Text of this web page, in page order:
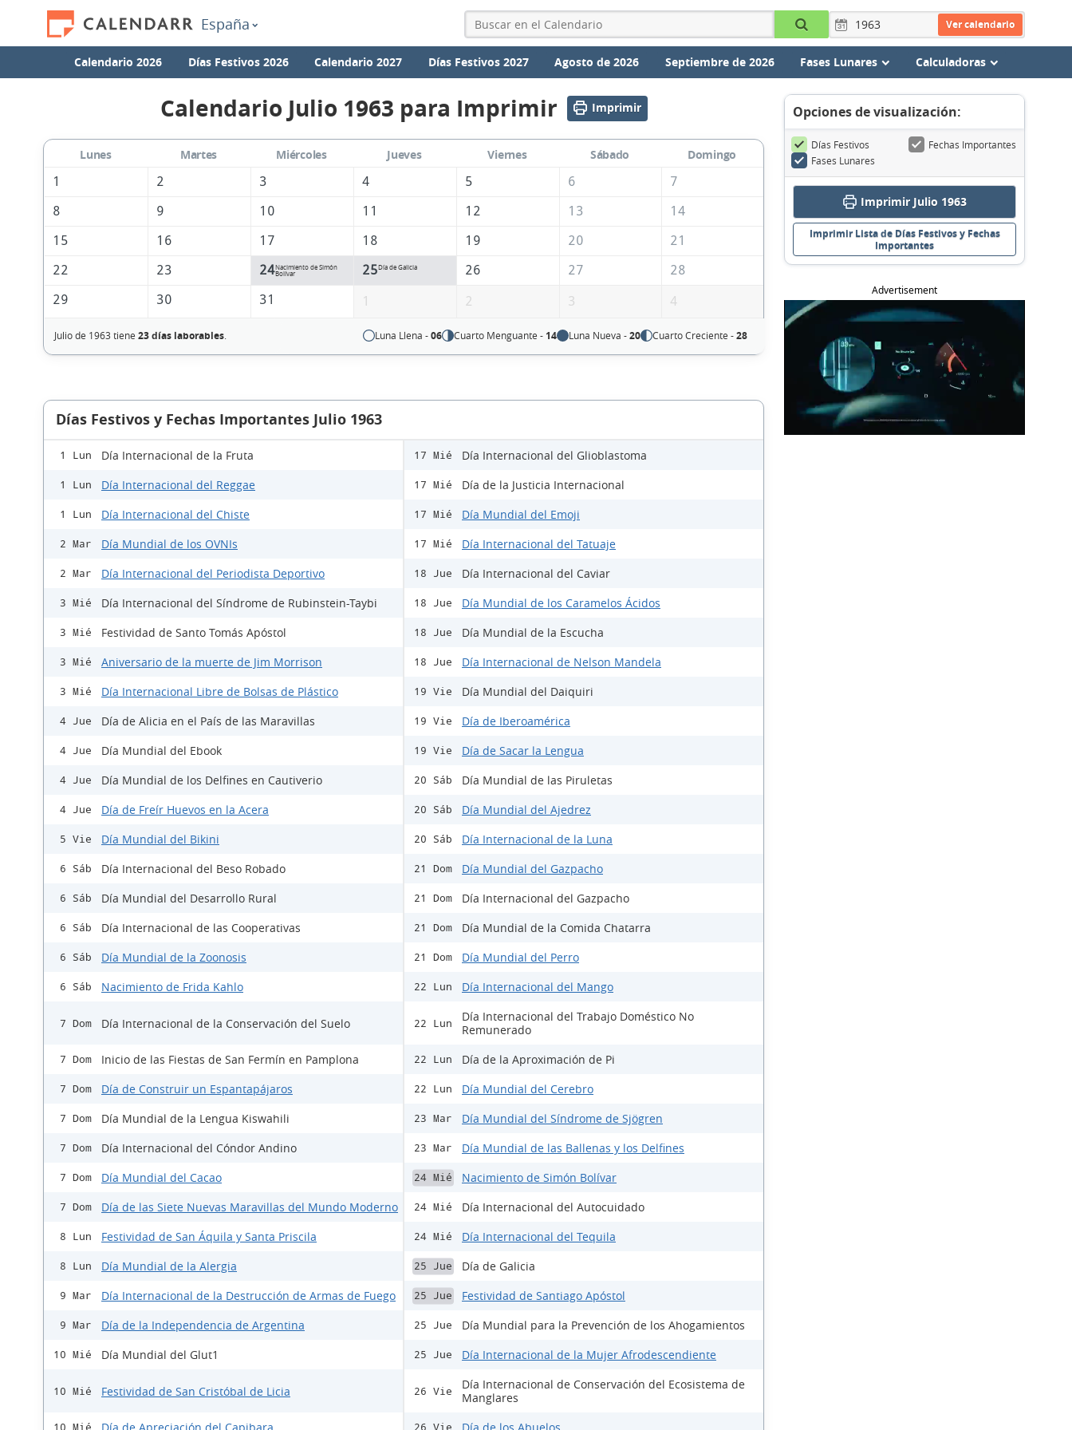
España Ver calendario
Calendario 2026 Días Festivos 2026 Calendario 2027 Días Festivos 2027 Agosto de 2026 Septiembre de 2026 Fases Lunares Calculadoras
Calendario Julio 1963 para Imprimir Imprimir
Lunes Martes Miércoles Jueves Viernes Sábado
Domingo
1
2 3 4 5 6
7
8
9 10 11 12 13
14
15
16 17 18 19 20
21
22
23 24Nacimiento de Simón
Bolívar
25Día de Galicia 26 27
28
29
30 31 1 2 3 4
Julio de 1963 tiene 23 días laborables. Luna Llena -06 Cuarto Menguante - 14 Luna Nueva -20 Cuarto Creciente -28
Días Festivos y Fechas Importantes Julio 1963
1 Lun Día Internacional de la Fruta
1 Lun Día Internacional del Reggae
1 Lun Día Internacional del Chiste
2 Mar Día Mundial de los OVNIs
2 Mar Día Internacional del Periodista Deportivo
3 Mié Día Internacional del Síndrome de Rubinstein-Taybi
3 Mié Festividad de Santo Tomás Apóstol
3 Mié Aniversario de la muerte de Jim Morrison
3 Mié Día Internacional Libre de Bolsas de Plástico
4 Jue Día de Alicia en el País de las Maravillas
4 Jue Día Mundial del Ebook
4 Jue Día Mundial de los Delfines en Cautiverio
4 Jue Día de Freír Huevos en la Acera
5 Vie Día Mundial del Bikini
6 Sáb Día Internacional del Beso Robado
6 Sáb Día Mundial del Desarrollo Rural
6 Sáb Día Internacional de las Cooperativas
6 Sáb Día Mundial de la Zoonosis
6 Sáb Nacimiento de Frida Kahlo
7 Dom Día Internacional de la Conservación del Suelo
7 Dom Inicio de las Fiestas de San Fermín en Pamplona
7 Dom Día de Construir un Espantapájaros
7 Dom Día Mundial de la Lengua Kiswahili
7 Dom Día Internacional del Cóndor Andino
7 Dom Día Mundial del Cacao
7 Dom Día de las Siete Nuevas Maravillas del Mundo Moderno
8 Lun Festividad de San Áquila y Santa Priscila
8 Lun Día Mundial de la Alergia
9 Mar Día Internacional de la Destrucción de Armas de Fuego
9 Mar Día de la Independencia de Argentina
10 Mié Día Mundial del Glut1
10 Mié Festividad de San Cristóbal de Licia
10 Mié
17 Mié Día Internacional del Glioblastoma
17 Mié Día de la Justicia Internacional
17 Mié Día Mundial del Emoji
17 Mié Día Internacional del Tatuaje
18 Jue Día Internacional del Caviar
18 Jue Día Mundial de los Caramelos Ácidos
18 Jue Día Mundial de la Escucha
18 Jue Día Internacional de Nelson Mandela
19 Vie Día Mundial del Daiquiri
19 Vie Día de Iberoamérica
19 Vie Día de Sacar la Lengua
20 Sáb Día Mundial de las Piruletas
20 Sáb Día Mundial del Ajedrez
20 Sáb Día Internacional de la Luna
21 Dom Día Mundial del Gazpacho
21 Dom Día Internacional del Gazpacho
21 Dom Día Mundial de la Comida Chatarra
21 Dom Día Mundial del Perro
22 Lun Día Internacional del Mango
22 Lun
Día Internacional del Trabajo Doméstico No
Remunerado
22 Lun Día de la Aproximación de Pi
22 Lun Día Mundial del Cerebro
23 Mar Día Mundial del Síndrome de Sjögren
23 Mar Día Mundial de las Ballenas y los Delfines
24 Mié Nacimiento de Simón Bolívar
24 Mié Día Internacional del Autocuidado
24 Mié Día Internacional del Tequila
25 Jue Día de Galicia
25 Jue Festividad de Santiago Apóstol
25 Jue Día Mundial para la Prevención de los Ahogamientos
25 Jue Día Internacional de la Mujer Afrodescendiente
26 Vie
Día Internacional de Conservación del Ecosistema de
Manglares
26 Vie
Opciones de visualización:
Días Festivos
Fechas Importantes
Fases Lunares
Imprimir Julio 1963
Imprimir Lista de Días Festivos y Fechas
Importantes
Advertisement